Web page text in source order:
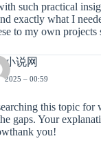
such practical
exactly what I
to my own projects
小说网
2025 – 00:59
this topic for
gaps. Your
you!